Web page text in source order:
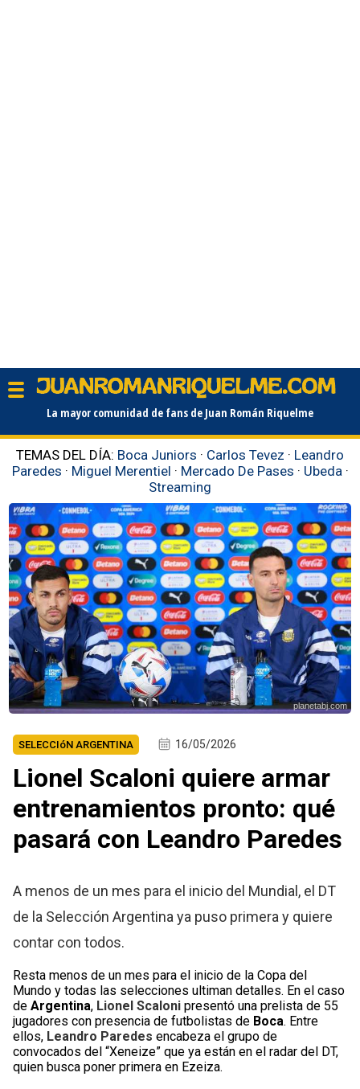
La mayor comunidad de fans de Juan Román Riquelme
TEMAS DEL DÍA: Boca Juniors · Carlos Tevez · Leandro
Paredes · Miguel Merentiel · Mercado De Pases · Ubeda ·
Streaming
planetabj.com
SELECCIóN ARGENTINA 16/05/2026
Lionel Scaloni quiere armar
entrenamientos pronto: qué
pasará con Leandro Paredes
A menos de un mes para el inicio del Mundial, el DT
de la Selección Argentina ya puso primera y quiere
contar con todos.
Resta menos de un mes para el inicio de la Copa del
Mundo y todas las selecciones ultiman detalles. En el caso
deArgentina, Lionel Scaloni presentó una prelista de 55
jugadores con presencia de futbolistas de Boca. Entre
ellos, Leandro Paredes encabeza el grupo de
convocados del “Xeneize” que ya están en el radar del DT,
quien busca poner primera en Ezeiza.